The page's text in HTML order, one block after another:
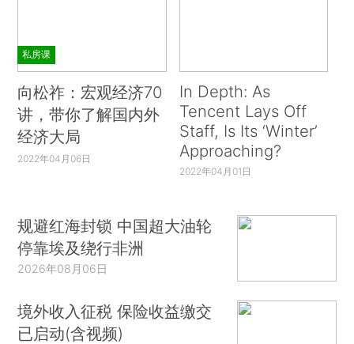
私房课
向松祚：宏观经济70
讲，带你了解国内外
经济大局
2022年04月06日
In Depth: As
Tencent Lays Off
Staff, Is Its ‘Winter’
Approaching?
2022年04月01日
规避红海封锁 中国超大油轮
停靠埃及绕行非洲
2026年08月06日
境外收入征税 保险收益缴交
已启动(含视频)